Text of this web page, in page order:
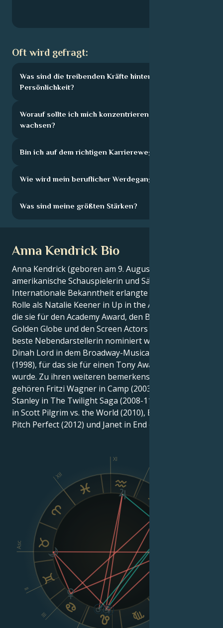
Oft wird gefragt:
Was sind die treibenden Kräfte hinter meiner
Persönlichkeit?
Worauf sollte ich mich konzentrieren, um zu
wachsen?
Bin ich auf dem richtigen Karriereweg?
Wie wird mein beruflicher Werdegang aussehen?
Was sind meine größten Stärken?
Anna Kendrick Bio
Anna Kendrick (geboren am 9. August 1985) ist eine
amerikanische Schauspielerin und Sängerin.
Internationale Bekanntheit erlangte sie durch ihre
Rolle als Natalie Keener in Up in the Air (2009), für
die sie für den Academy Award, den BAFTA, den
Golden Globe und den Screen Actors Guild Award als
beste Nebendarstellerin nominiert wurde. Sie spielte
Dinah Lord in dem Broadway-Musical High Society
(1998), für das sie für einen Tony Award nominiert
wurde. Zu ihren weiteren bemerkenswerten Rollen
gehören Fritzi Wagner in Camp (2003), Jessica
Stanley in The Twilight Saga (2008-11), Stacey Pilgrim
in Scott Pilgrim vs. the World (2010), Beca Mitchell in
Pitch Perfect (2012) und Janet in End of Watch (2012).
Asc
II
III
XI
XII